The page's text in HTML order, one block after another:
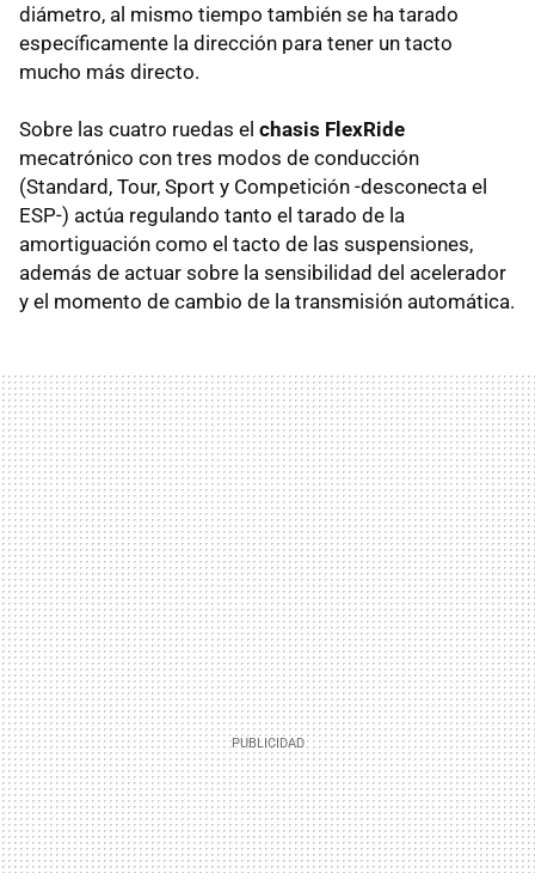
diámetro, al mismo tiempo también se ha tarado
específicamente la dirección para tener un tacto
mucho más directo.
Sobre las cuatro ruedas el chasis FlexRide
mecatrónico con tres modos de conducción
(Standard, Tour, Sport y Competición -desconecta el
ESP-) actúa regulando tanto el tarado de la
amortiguación como el tacto de las suspensiones,
además de actuar sobre la sensibilidad del acelerador
y el momento de cambio de la transmisión automática.